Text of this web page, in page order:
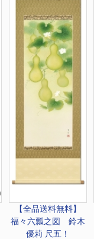
【全品送料無料】
福々六瓢之図 鈴木
優莉 尺五！